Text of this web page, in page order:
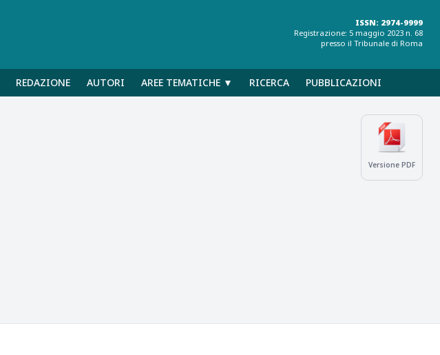
ISSN: 2974-9999
Registrazione: 5 maggio 2023 n. 68
presso il Tribunale di Roma
REDAZIONE AUTORI AREE TEMATICHE ▼ RICERCA PUBBLICAZIONI
Versione PDF